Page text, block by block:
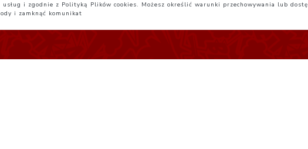
i zgodnie z Polityką Plików cookies. Możesz określić warunki przechowywania lub
i zamknąć komunikat